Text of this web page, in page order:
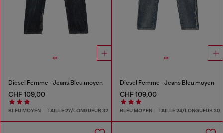
Diesel Femme - Jeans Bleu moyen
CHF 109,00
BLEU MOYEN TAILLE 27/LONGUEUR 32
Diesel Femme - Jeans Bleu moyen
CHF 109,00
BLEU MOYEN TAILLE 24/LONGUEUR 30